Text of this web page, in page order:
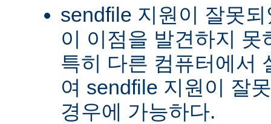
sendfile 지원이 잘못
이 이점을 발견하지
특히 다른 컴퓨터에서
여 sendfile 지원이 잘
경우에 가능하다.